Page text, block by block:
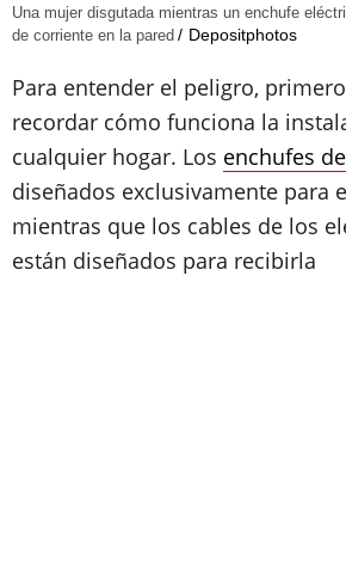
Una mujer disgutada mientras un enchufe
de corriente en la pared
Depositphotos
Para entender el peligro,
recordar cómo funciona la
cualquier hogar. Los enchufes
diseñados exclusivamente para
mientras que los cables de los
están diseñados para recibirla